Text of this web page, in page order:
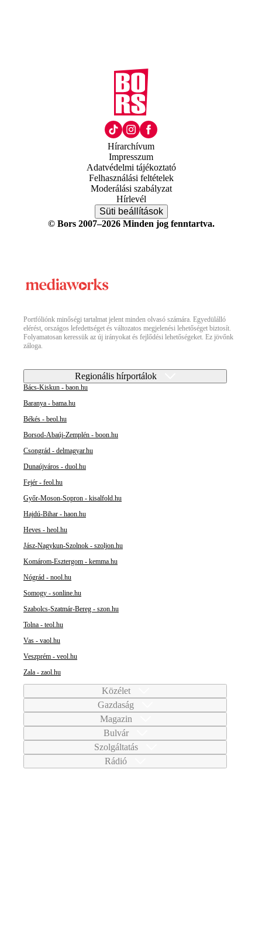
Hírarchívum
Impresszum
Adatvédelmi tájékoztató
Felhasználási feltételek
Moderálási szabályzat
Hírlevél
Süti beállítások
© Bors 2007–2026 Minden jog fenntartva.
Portfóliónk minőségi tartalmat jelent minden olvasó számára. Egyedülálló
elérést, országos lefedettséget és változatos megjelenési lehetőséget biztosít.
Folyamatosan keressük az új irányokat és fejlődési lehetőségeket. Ez jövőnk
záloga.
Regionális hírportálok
Bács-Kiskun - baon.hu
Baranya - bama.hu
Békés - beol.hu
Borsod-Abaúj-Zemplén - boon.hu
Csongrád - delmagyar.hu
Dunaújváros - duol.hu
Fejér - feol.hu
Győr-Moson-Sopron - kisalfold.hu
Hajdú-Bihar - haon.hu
Heves - heol.hu
Jász-Nagykun-Szolnok - szoljon.hu
Komárom-Esztergom - kemma.hu
Nógrád - nool.hu
Somogy - sonline.hu
Szabolcs-Szatmár-Bereg - szon.hu
Tolna - teol.hu
Vas - vaol.hu
Veszprém - veol.hu
Zala - zaol.hu
Közélet
Gazdaság
Magazin
Bulvár
Szolgáltatás
Rádió